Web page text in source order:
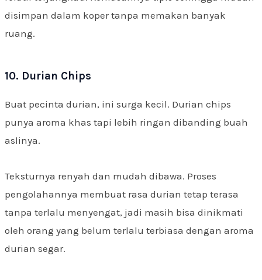
disimpan dalam koper tanpa memakan banyak
ruang.
10. Durian Chips
Buat pecinta durian, ini surga kecil. Durian chips
punya aroma khas tapi lebih ringan dibanding buah
aslinya.
Teksturnya renyah dan mudah dibawa. Proses
pengolahannya membuat rasa durian tetap terasa
tanpa terlalu menyengat, jadi masih bisa dinikmati
oleh orang yang belum terlalu terbiasa dengan aroma
durian segar.